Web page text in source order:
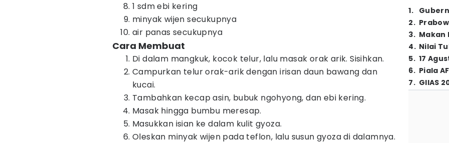
1 sdm ebi kering
minyak wijen secukupnya
air panas secukupnya
Cara Membuat
Di dalam mangkuk, kocok telur, lalu masak orak arik. Sisihkan.
Campurkan telur orak-arik dengan irisan daun bawang dan
kucai.
Tambahkan kecap asin, bubuk ngohyong, dan ebi kering.
Masak hingga bumbu meresap.
Masukkan isian ke dalam kulit gyoza.
Oleskan minyak wijen pada teflon, lalu susun gyoza di dalamnya.
1.
2.
3. Makan
4. Nilai
5. 17
6. Piala
7. GIIAS